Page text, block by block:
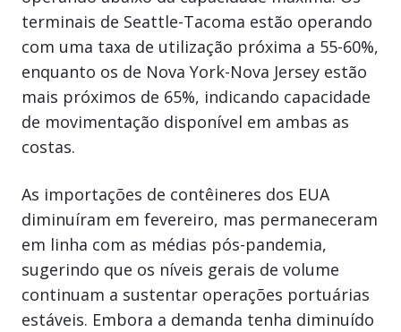
terminais de Seattle-Tacoma estão operando
com uma taxa de utilização próxima a 55-60%,
enquanto os de Nova York-Nova Jersey estão
mais próximos de 65%, indicando capacidade
de movimentação disponível em ambas as
costas.
As importações de contêineres dos EUA
diminuíram em fevereiro, mas permaneceram
em linha com as médias pós-pandemia,
sugerindo que os níveis gerais de volume
continuam a sustentar operações portuárias
estáveis. Embora a demanda tenha diminuído